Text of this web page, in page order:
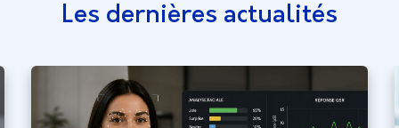
Les dernières actualités